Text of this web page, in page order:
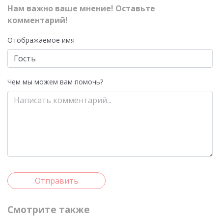
Нам важно ваше мнение! Оставьте
комментарий!
Отображаемое имя
Чем мы можем вам помочь?
Отправить
Смотрите также